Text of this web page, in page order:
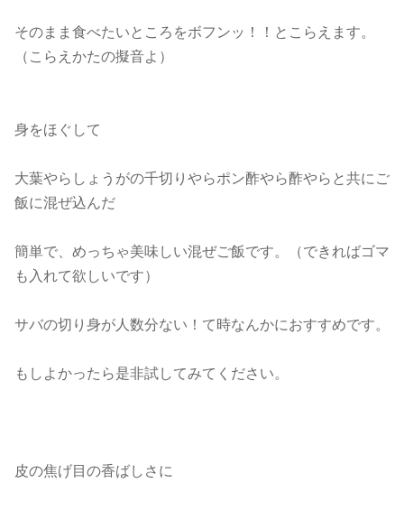
そのまま食べたいところをボフンッ！！とこらえます。
（こらえかたの擬音よ）
身をほぐして
大葉やらしょうがの千切りやらポン酢やら酢やらと共にご
飯に混ぜ込んだ
簡単で、めっちゃ美味しい混ぜご飯です。（できればゴマ
も入れて欲しいです）
サバの切り身が人数分ない！て時なんかにおすすめです。
もしよかったら是非試してみてください。
皮の焦げ目の香ばしさに